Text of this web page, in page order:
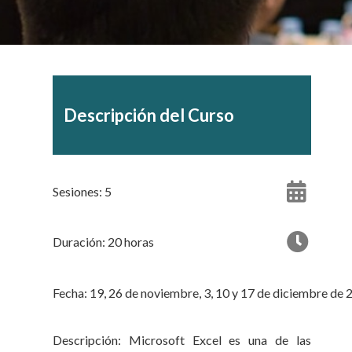
Descripción del Curso
Sesiones: 5
Duración: 20 horas
Fecha: 19, 26 de noviembre, 3, 10 y 17 de diciembre de
Descripción: Microsoft Excel es una de las